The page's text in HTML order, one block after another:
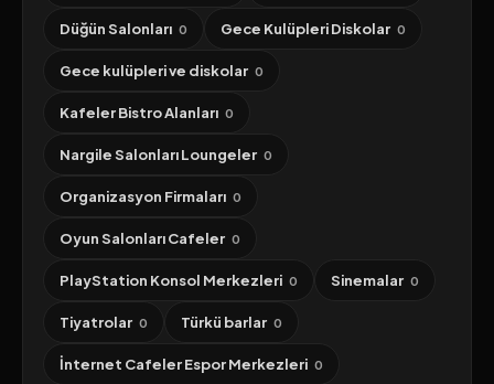
Düğün Salonları 0 Gece Kulüpleri Diskolar 0
Gece kulüpleri ve diskolar 0
Kafeler Bistro Alanları 0
Nargile Salonları Loungeler 0
Organizasyon Firmaları 0
Oyun Salonları Cafeler 0
PlayStation Konsol Merkezleri 0 Sinemalar 0
Tiyatrolar 0 Türkü barlar 0
İnternet Cafeler Espor Merkezleri 0